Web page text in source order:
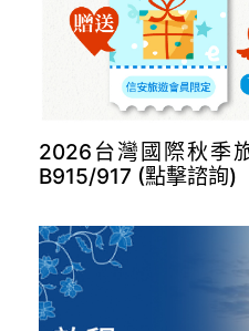
2026台灣國際秋季
B915/917 (點擊諮詢)